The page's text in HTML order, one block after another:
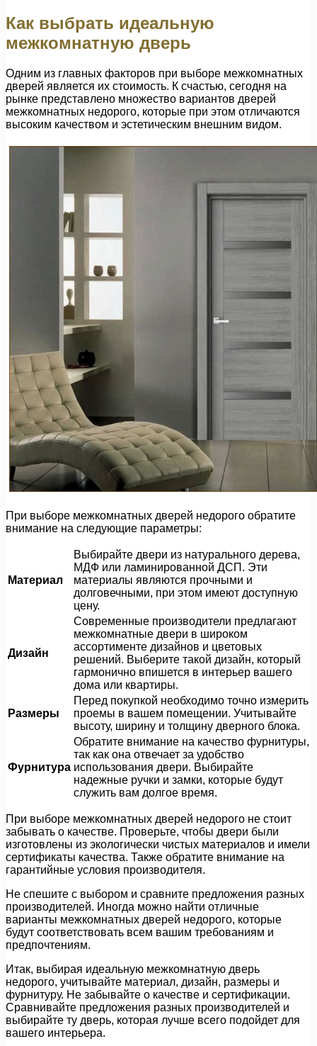
Как выбрать идеальную
межкомнатную дверь
Одним из главных факторов при выборе межкомнатных
дверей является их стоимость. К счастью, сегодня на
рынке представлено множество вариантов дверей
межкомнатных недорого, которые при этом отличаются
высоким качеством и эстетическим внешним видом.
При выборе межкомнатных дверей недорого обратите
внимание на следующие параметры:
Материал
Выбирайте двери из натурального дерева,
МДФ или ламинированной ДСП. Эти
материалы являются прочными и
долговечными, при этом имеют доступную
цену.
Дизайн
Современные производители предлагают
межкомнатные двери в широком
ассортименте дизайнов и цветовых
решений. Выберите такой дизайн, который
гармонично впишется в интерьер вашего
дома или квартиры.
Размеры
Перед покупкой необходимо точно измерить
проемы в вашем помещении. Учитывайте
высоту, ширину и толщину дверного блока.
Фурнитура
Обратите внимание на качество фурнитуры,
так как она отвечает за удобство
использования двери. Выбирайте
надежные ручки и замки, которые будут
служить вам долгое время.
При выборе межкомнатных дверей недорого не стоит
забывать о качестве. Проверьте, чтобы двери были
изготовлены из экологически чистых материалов и имели
сертификаты качества. Также обратите внимание на
гарантийные условия производителя.
Не спешите с выбором и сравните предложения разных
производителей. Иногда можно найти отличные
варианты межкомнатных дверей недорого, которые
будут соответствовать всем вашим требованиям и
предпочтениям.
Итак, выбирая идеальную межкомнатную дверь
недорого, учитывайте материал, дизайн, размеры и
фурнитуру. Не забывайте о качестве и сертификации.
Сравнивайте предложения разных производителей и
выбирайте ту дверь, которая лучше всего подойдет для
вашего интерьера.